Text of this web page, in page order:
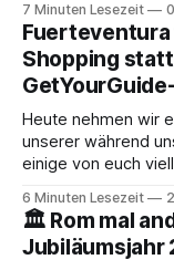
mehr als 161.000
marokkanischen
spanischen
7 Minuten Lesezeit
Shopping
Heute nehmen wir
unserer während
einige von euch
hintereinander die
gemacht. Start-
6 Minuten Lesezeit
🏛️ Rom mal
Jubiläumsjahr